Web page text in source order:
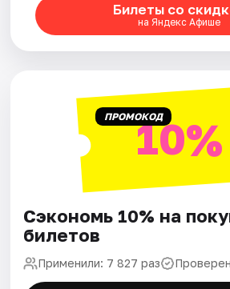
Билеты со
на Яндекс Афише
ПРОМОКОД10%
Сэкономь 10% на
билетов
Применили: 7 827 раз